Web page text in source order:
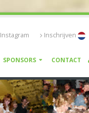
Instagram Inschrijven
SPONSORS CONTACT